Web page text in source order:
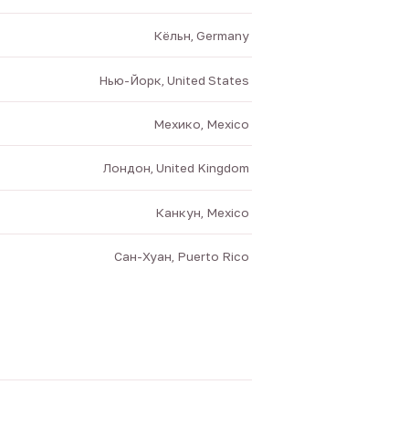
Кёльн, Germany
Нью-Йорк, United States
Мехико, Mexico
Лондон, United Kingdom
Канкун, Mexico
Сан-Хуан, Puerto Rico